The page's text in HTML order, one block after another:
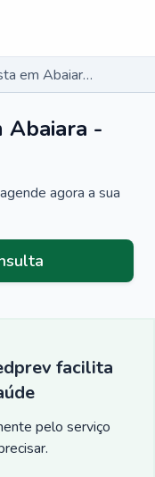
Dermatologista em Abaiara - CE
Abaiara -
agora a sua
facilita
pelo serviço